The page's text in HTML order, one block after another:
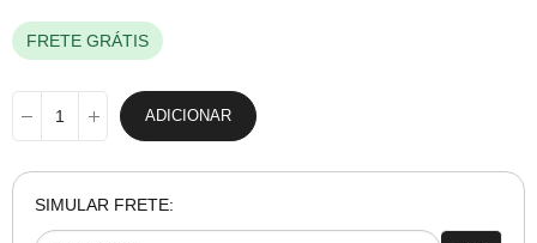
FRETE GRÁTIS
ADICIONAR
SIMULAR FRETE: